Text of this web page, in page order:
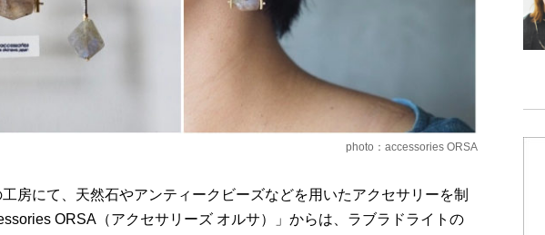
photo：accessories ORSA
房にて、天然石やアンティークビーズなどを用いたアクセサリーを制
ORSA（アクセサリーズ オルサ）」からは、ラブラドライトの